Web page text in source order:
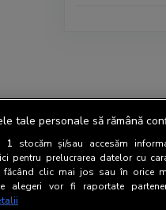
tale personale să rămână
1 stocăm și/sau accesăm
pentru prelucrarea datelor cu
făcând clic mai jos sau în orice
alegeri vor fi raportate